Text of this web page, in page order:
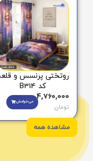
روتختی پرنسس و
کد B314
4,760,000
تومان
می‌خوامش
مشاهده همه